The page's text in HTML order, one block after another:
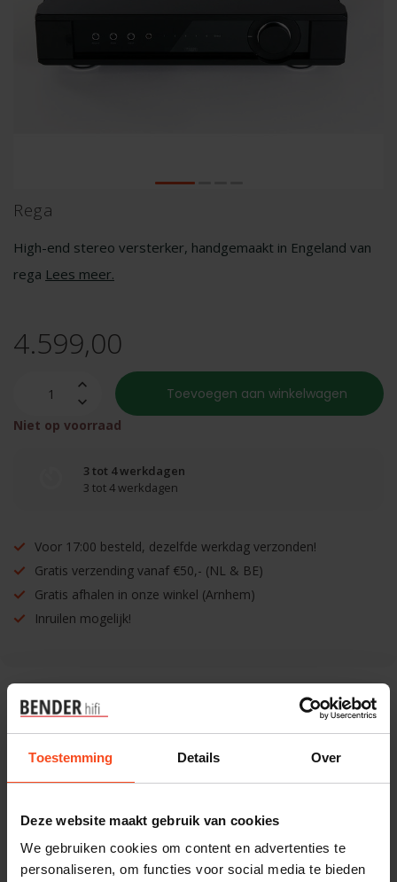
Toestemming Details Over
Deze website maakt gebruik van cookies
We gebruiken cookies om content en advertenties te
personaliseren, om functies voor social media te bieden
Rega
High-end stereo versterker, handgemaakt in Engeland van
rega Lees meer.
4.599,00
Toevoegen aan winkelwagen
Niet op voorraad
3 tot 4 werkdagen
3 tot 4 werkdagen
Voor 17:00 besteld, dezelfde werkdag verzonden!
Gratis verzending vanaf €50,- (NL & BE)
Gratis afhalen in onze winkel (Arnhem)
Inruilen mogelijk!
Benieuwd naar dit product?
klantenservice.
Interesse in product